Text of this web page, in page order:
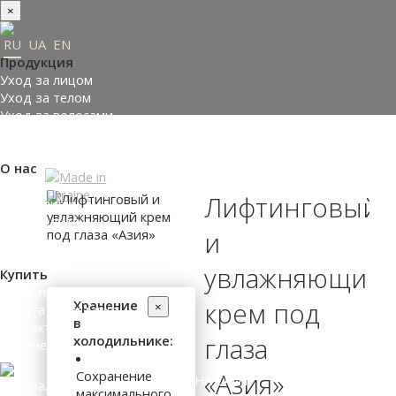
×
RU UA EN
Продукция
Уход за лицом
Уход за телом
Уход за волосами
О нас
Made in Ukraine
О компании
Пресс-центр
Отзывы
Купить
Где купить
Оплата и доставка
Контакты
Партнеры
ВХОД НА САЙТ
×
Хранение
в
холодильнике:
Сохранение
Лифтинговый
и
увлажняющий
крем под
глаза
«Азия»